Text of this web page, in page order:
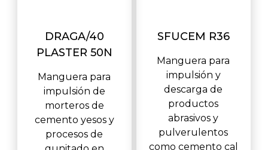
DRAGA/40
PLASTER 50N
Manguera para
impulsión de
morteros de
cemento yesos y
procesos de
SFUCEM R36
Manguera para
impulsión y
descarga de
productos
abrasivos y
pulverulentos
como cemento cal